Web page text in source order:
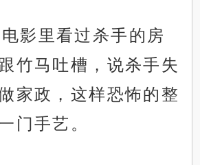
影里看过杀手的房
竹马吐槽，说杀手失
家政，这样恐怖的整
门手艺。